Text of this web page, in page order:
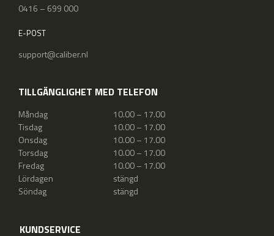
0416 – 699 000
E-POST
support@caliber.nl
TILLGÄNGLIGHET MED TELEFON
Måndag
10.00 – 17.00
Tisdag
10.00 – 17.00
Onsdag
10.00 – 17.00
Torsdag
10.00 – 17.00
Fredag
10.00 – 17.00
Lördagen
stängd
Söndag
stängd
KUNDSERVICE